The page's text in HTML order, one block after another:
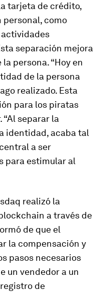
tarjeta de crédito,
como
separación mejora
persona. “Hoy en
de la persona
realizado. Esta
para los piratas
separar la
identidad, acaba tal
a ser
para estimular al
realizó la
a través de
de que el
la compensación y
pasos necesarios
un vendedor a un
de